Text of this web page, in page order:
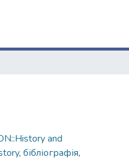
and
, бібліографія,